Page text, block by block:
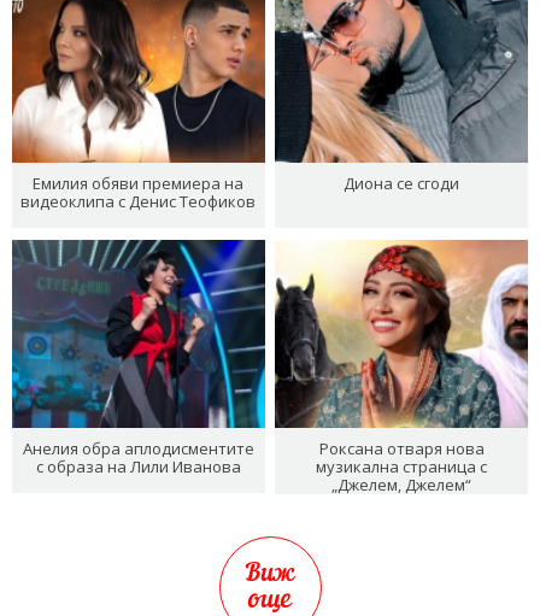
Емилия обяви премиера на
видеоклипа с Денис Теофиков
Диона се сгоди
Анелия обра аплодисментите
с образа на Лили Иванова
Роксана отваря нова
музикална страница с
„Джелем, Джелем“
Виж
още